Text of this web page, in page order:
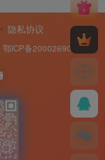
隐私协议
鄂ICP备20002690号-8